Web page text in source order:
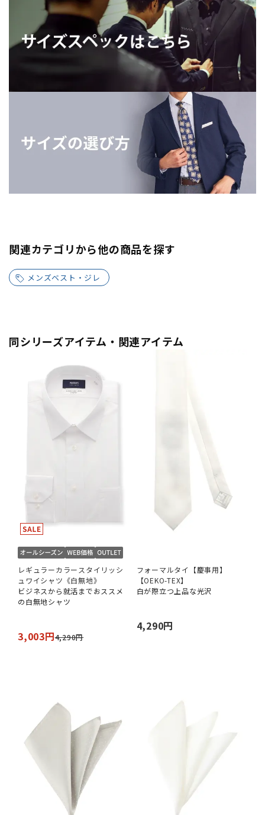
関連カテゴリから他の商品を探す
メンズベスト・ジレ
同シリーズアイテム・関連アイテム
レギュラーカラースタイリッシ
ュワイシャツ《白無地》
ビジネスから就活までおススメ
の白無地シャツ
3,003円4,290円
フォーマルタイ【慶事用】
【OEKO-TEX】
白が際立つ上品な光沢
4,290円